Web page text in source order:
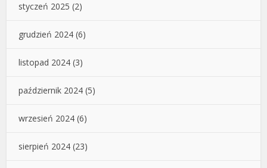
styczeń 2025 (2)
grudzień 2024 (6)
listopad 2024 (3)
październik 2024 (5)
wrzesień 2024 (6)
sierpień 2024 (23)